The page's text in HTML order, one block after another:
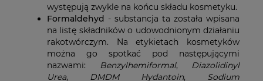
występują zwykle na końcu składu kosmetyku.
Formaldehyd - substancja ta została wpisana
na listę składników o udowodnionym działaniu
rakotwórczym. Na etykietach kosmetyków
można go spotkać pod następującymi
nazwami: Benzylhemiformal, Diazolidinyl
Urea, DMDM Hydantoin, Sodium